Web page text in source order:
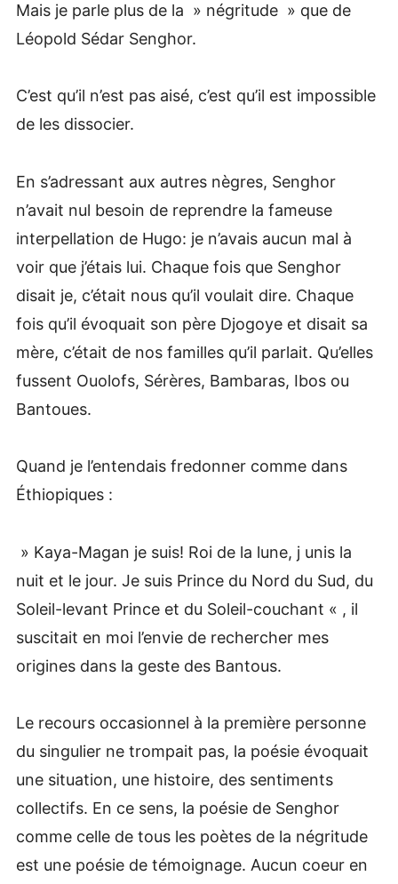
Mais je parle plus de la » négritude » que de
Léopold Sédar Senghor.
C’est qu’il n’est pas aisé, c’est qu’il est impossible
de les dissocier.
En s’adressant aux autres nègres, Senghor
n’avait nul besoin de reprendre la fameuse
interpellation de Hugo: je n’avais aucun mal à
voir que j’étais lui. Chaque fois que Senghor
disait je, c’était nous qu’il voulait dire. Chaque
fois qu’il évoquait son père Djogoye et disait sa
mère, c’était de nos familles qu’il parlait. Qu’elles
fussent Ouolofs, Sérères, Bambaras, Ibos ou
Bantoues.
Quand je l’entendais fredonner comme dans
Éthiopiques :
» Kaya-Magan je suis! Roi de la lune, j unis la
nuit et le jour. Je suis Prince du Nord du Sud, du
Soleil-levant Prince et du Soleil-couchant « , il
suscitait en moi l’envie de rechercher mes
origines dans la geste des Bantous.
Le recours occasionnel à la première personne
du singulier ne trompait pas, la poésie évoquait
une situation, une histoire, des sentiments
collectifs. En ce sens, la poésie de Senghor
comme celle de tous les poètes de la négritude
est une poésie de témoignage. Aucun coeur en